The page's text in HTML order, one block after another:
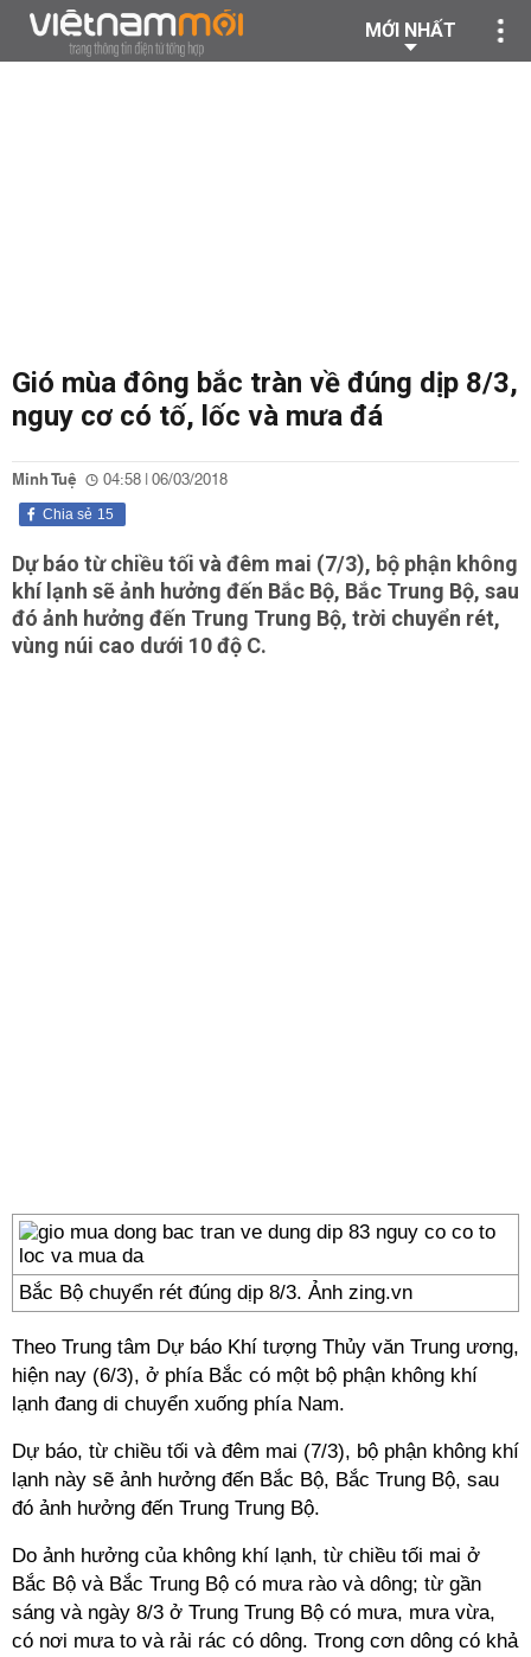
MỚI NHẤT
Gió mùa đông bắc tràn về đúng dịp 8/3,
nguy cơ có tố, lốc và mưa đá
Minh Tuệ 04:58 | 06/03/2018
15
Chia sẻ
Dự báo từ chiều tối và đêm mai (7/3), bộ phận không
khí lạnh sẽ ảnh hưởng đến Bắc Bộ, Bắc Trung Bộ, sau
đó ảnh hưởng đến Trung Trung Bộ, trời chuyển rét,
vùng núi cao dưới 10 độ C.
Bắc Bộ chuyển rét đúng dịp 8/3. Ảnh zing.vn
Theo Trung tâm Dự báo Khí tượng Thủy văn Trung ương,
hiện nay (6/3), ở phía Bắc có một bộ phận không khí
lạnh đang di chuyển xuống phía Nam.
Dự báo, từ chiều tối và đêm mai (7/3), bộ phận không khí
lạnh này sẽ ảnh hưởng đến Bắc Bộ, Bắc Trung Bộ, sau
đó ảnh hưởng đến Trung Trung Bộ.
Do ảnh hưởng của không khí lạnh, từ chiều tối mai ở
Bắc Bộ và Bắc Trung Bộ có mưa rào và dông; từ gần
sáng và ngày 8/3 ở Trung Trung Bộ có mưa, mưa vừa,
có nơi mưa to và rải rác có dông. Trong cơn dông có khả